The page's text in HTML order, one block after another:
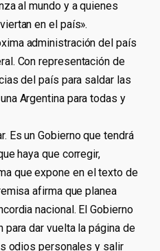
al mundo y a quienes
en el país».
administración del país
Con representación de
del país para saldar las
Argentina para todas y
Es un Gobierno que tendrá
haya que corregir,
que expone en el texto de
afirma que planea
nacional. El Gobierno
dar vuelta la página de
odios personales y salir